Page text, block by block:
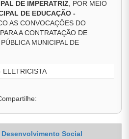
DE IMPERATRIZ , POR MEIO
DE EDUCAÇÃO -
AS CONVOCAÇÕES DO
A CONTRATAÇÃO DE
MUNICIPAL DE
ELETRICISTA
Desenvolvimento Social